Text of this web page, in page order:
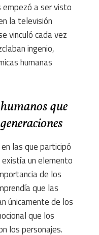
a ser visto
la televisión
vinculó cada vez
ingenio,
humanas
que
las que participó
un elemento
de los
que las
únicamente de los
que los
los personajes.